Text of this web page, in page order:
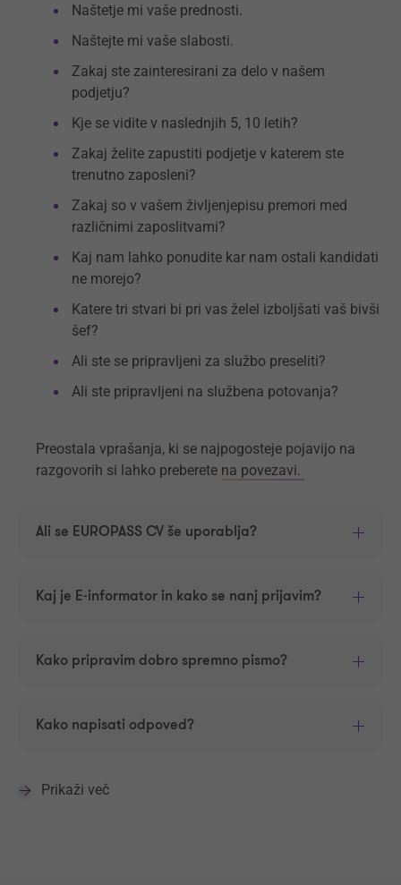
Naštetje mi vaše prednosti.
Naštejte mi vaše slabosti.
Zakaj ste zainteresirani za delo v našem
podjetju?
Kje se vidite v naslednjih 5, 10 letih?
Zakaj želite zapustiti podjetje v katerem ste
trenutno zaposleni?
Zakaj so v vašem življenjepisu premori med
različnimi zaposlitvami?
Kaj nam lahko ponudite kar nam ostali kandidati
ne morejo?
Katere tri stvari bi pri vas želel izboljšati vaš bivši
šef?
Ali ste se pripravljeni za službo preseliti?
Ali ste pripravljeni na službena potovanja?
Preostala vprašanja, ki se najpogosteje pojavijo na
razgovorih si lahko preberete na povezavi.
Ali se EUROPASS CV še uporablja?
Kaj je E-informator in kako se nanj prijavim?
Kako pripravim dobro spremno pismo?
Kako napisati odpoved?
Prikaži več